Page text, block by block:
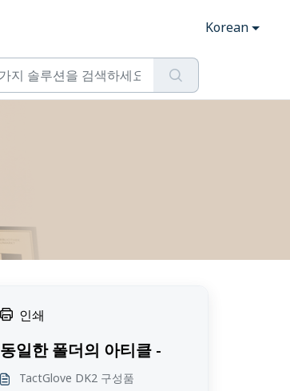
Korean
인쇄
동일한 폴더의 아티클 -
TactGlove DK2 구성품